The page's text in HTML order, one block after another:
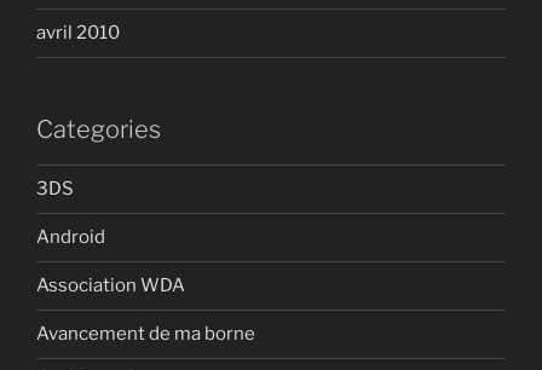
avril 2010
Categories
3DS
Android
Association WDA
Avancement de ma borne